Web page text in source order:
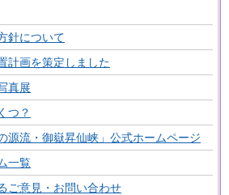
針について
計画を策定しました
真展
つ？
源流・御嶽昇仙峡」公式ホームページ
一覧
ご意見・お問い合わせ